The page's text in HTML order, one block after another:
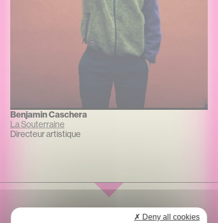
Benjamin Caschera
La Souterraine
Directeur artistique
✗ Deny all cookies